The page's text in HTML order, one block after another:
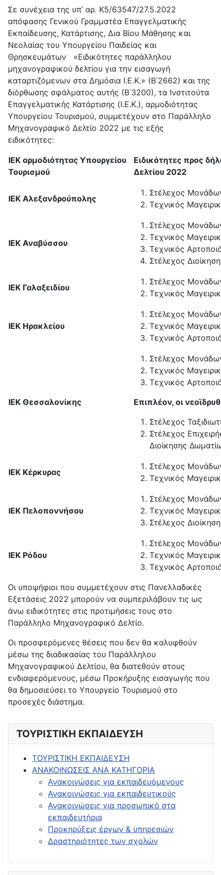
ΤΟΥΡΙΣΤΙΚΗ ΕΚΠΑΙΔΕΥΣΗ
ΤΟΥΡΙΣΤΙΚΗ ΕΚΠΑΙΔΕΥΣΗ
ΑΝΑΚΟΙΝΩΣΕΙΣ ΑΝΑ ΚΑΤΗΓΟΡΙΑ
Ανακοινώσεις για εκπαιδευόμενους
Ανακοινώσεις για εκπαιδευτικούς
Ανακοινώσεις για προσωπικό στα
εκπαιδευτήρια
Προκηρύξεις έργων & υπηρεσιών
Δραστηριότητες των σχολών
Σε συνέχεια της υπ’ αρ. Κ5/63547/27.5.2022
απόφασης Γενικού Γραμματέα Επαγγελματικής
Εκπαίδευσης, Κατάρτισης, Δια Βίου Μάθησης και
Νεολαίας του Υπουργείου Παιδείας και
Θρησκευμάτων «Ειδικότητες παράλληλου
μηχανογραφικού δελτίου για την εισαγωγή
καταρτιζόμενων στα Δημόσια Ι.Ε.Κ.» (Β΄2662) και της
διόρθωσης σφάλματος αυτής (Β΄3200), τα Ινστιτούτα
Επαγγελματικής Κατάρτισης (Ι.Ε.Κ.), αρμοδιότητας
Υπουργείου Τουρισμού, συμμετέχουν στο Παράλληλο
Μηχανογραφικό Δελτίο 2022 με τις εξής
ειδικότητες:
ΙΕΚ αρμοδιότητας Υπουργείου
Τουρισμού
Ειδικότητες προς
Δελτίου 2022
ΙΕΚ Αλεξανδρούπολης
Στέλεχος
Τεχνικός
ΙΕΚ Αναβύσσου
Στέλεχος
Τεχνικός
Τεχνικός
Στέλεχος
ΙΕΚ Γαλαξειδίου
Στέλεχος
Τεχνικός
ΙΕΚ Ηρακλείου
Στέλεχος
Τεχνικός
Τεχνικός
ΙΕΚ Θεσσαλονίκης
Στέλεχος
Τεχνικός
Τεχνικός
Επιπλέον, οι
Στέλεχος
Στέλεχος
Διοίκησης
ΙΕΚ Κέρκυρας
Στέλεχος
Τεχνικός
ΙΕΚ Πελοποννήσου
Στέλεχος
Τεχνικός
Στέλεχος
ΙΕΚ Ρόδου
Στέλεχος
Τεχνικός
Τεχνικός
Οι υποψήφιοι που συμμετέχουν στις Πανελλαδικές
Εξετάσεις 2022 μπορούν να συμπεριλάβουν τις ως
άνω ειδικότητες στις προτιμήσεις τους στο
Παράλληλο Μηχανογραφικό Δελτίο.
Οι προσφερόμενες θέσεις που δεν θα καλυφθούν
μέσω της διαδικασίας του Παράλληλου
Μηχανογραφικού Δελτίου, θα διατεθούν στους
ενδιαφερόμενους, μέσω Προκήρυξης εισαγωγής που
θα δημοσιεύσει το Υπουργείο Τουρισμού στο
προσεχές διάστημα.